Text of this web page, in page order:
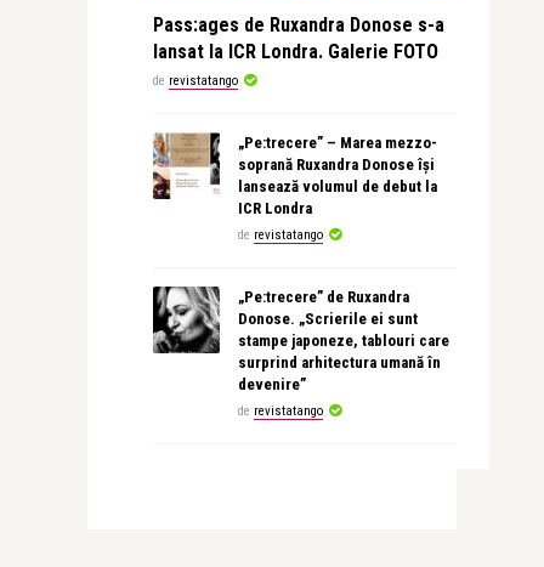
Pass:ages de Ruxandra Donose s-a
lansat la ICR Londra. Galerie FOTO
de revistatango
„Pe:trecere” – Marea mezzo-
soprană Ruxandra Donose își
lansează volumul de debut la
ICR Londra
de revistatango
„Pe:trecere” de Ruxandra
Donose. „Scrierile ei sunt
stampe japoneze, tablouri care
surprind arhitectura umană în
devenire”
de revistatango